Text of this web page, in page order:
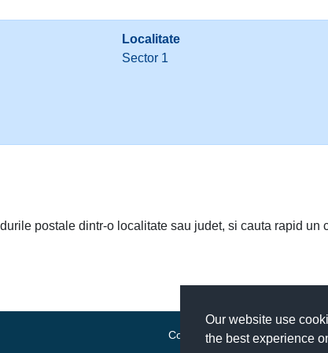
Our website use
the best experience
Localitate
Sector 1
postale dintr-o localitate sau judet, si cauta rapid un
Contact|Termeni si conditii